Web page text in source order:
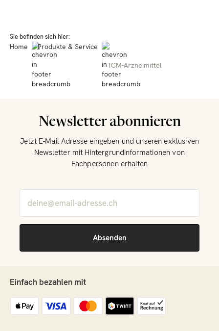
Sie befinden sich hier:
Home Produkte & Service
TCM-Arzneimittel
Newsletter abonnieren
Jetzt E-Mail Adresse eingeben und unseren exklusiven
Newsletter mit Hintergrundinformationen von
Fachpersonen erhalten
Einfach bezahlen mit